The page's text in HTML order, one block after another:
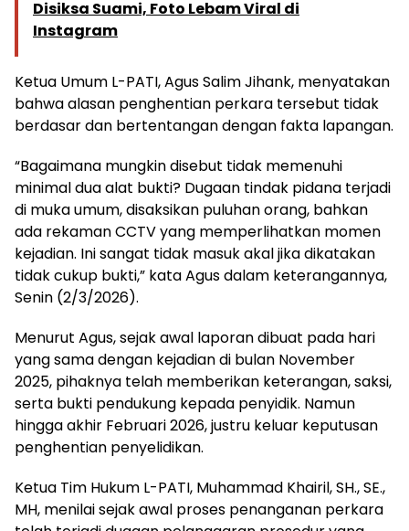
Disiksa Suami, Foto Lebam Viral di
Instagram
Ketua Umum L-PATI, Agus Salim Jihank, menyatakan
bahwa alasan penghentian perkara tersebut tidak
berdasar dan bertentangan dengan fakta lapangan.
“Bagaimana mungkin disebut tidak memenuhi
minimal dua alat bukti? Dugaan tindak pidana terjadi
di muka umum, disaksikan puluhan orang, bahkan
ada rekaman CCTV yang memperlihatkan momen
kejadian. Ini sangat tidak masuk akal jika dikatakan
tidak cukup bukti,” kata Agus dalam keterangannya,
Senin (2/3/2026).
Menurut Agus, sejak awal laporan dibuat pada hari
yang sama dengan kejadian di bulan November
2025, pihaknya telah memberikan keterangan, saksi,
serta bukti pendukung kepada penyidik. Namun
hingga akhir Februari 2026, justru keluar keputusan
penghentian penyelidikan.
Ketua Tim Hukum L-PATI, Muhammad Khairil, SH., SE.,
MH, menilai sejak awal proses penanganan perkara